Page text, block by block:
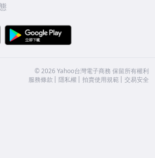
APP Store
©2026 Yahoo台灣電子商務 保留所有權利
服務條款
隱私權 拍賣使用規範 交易安全